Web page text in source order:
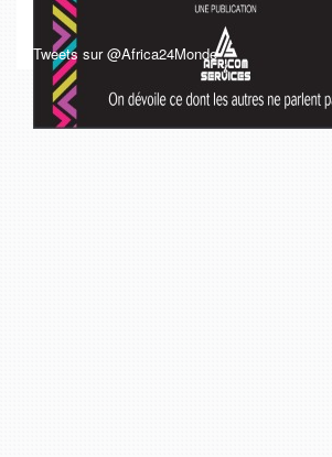
Tweets sur @Africa24Monde